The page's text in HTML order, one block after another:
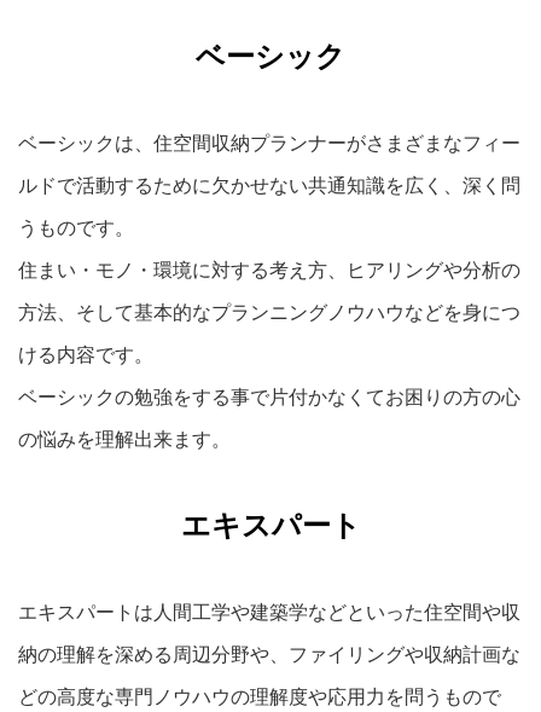
ベーシック
ベーシックは、住空間収納プランナーがさまざまなフィー
ルドで活動するために欠かせない共通知識を広く、深く問
うものです。
住まい・モノ・環境に対する考え方、ヒアリングや分析の
方法、そして基本的なプランニングノウハウなどを身につ
ける内容です。
ベーシックの勉強をする事で片付かなくてお困りの方の心
の悩みを理解出来ます。
エキスパート
エキスパートは人間工学や建築学などといった住空間や収
納の理解を深める周辺分野や、ファイリングや収納計画な
どの高度な専門ノウハウの理解度や応用力を問うもので